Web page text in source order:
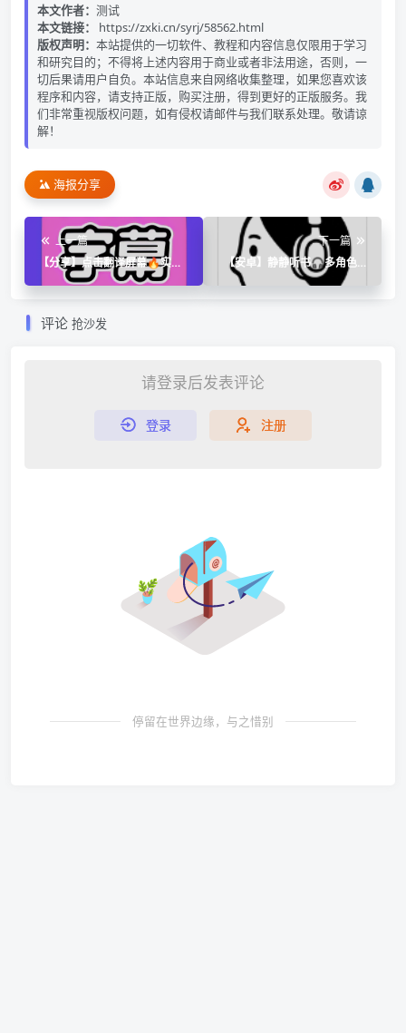
本文作者： 测试
本文链接：
https://zxki.cn/syrj/58562.html
版权声明： 本站提供的一切软件、教程和内容信息仅限用于学习
和研究目的；不得将上述内容用于商业或者非法用途，否则，一
切后果请用户自负。本站信息来自网络收集整理，如果您喜欢该
程序和内容，请支持正版，购买注册，得到更好的正版服务。我
们非常重视版权问题，如有侵权请邮件与我们联系处理。敬请谅
解！
海报分享
上一篇
【分享】点击翻译屏幕🔥实时
翻译🔥屏幕翻译🔥高级版
下一篇
【安卓】静静听书🎧多角色沉
浸式听书🔥内置40+离线朗读
评论 抢沙发
请登录后发表评论
登录 注册
停留在世界边缘，与之惜别